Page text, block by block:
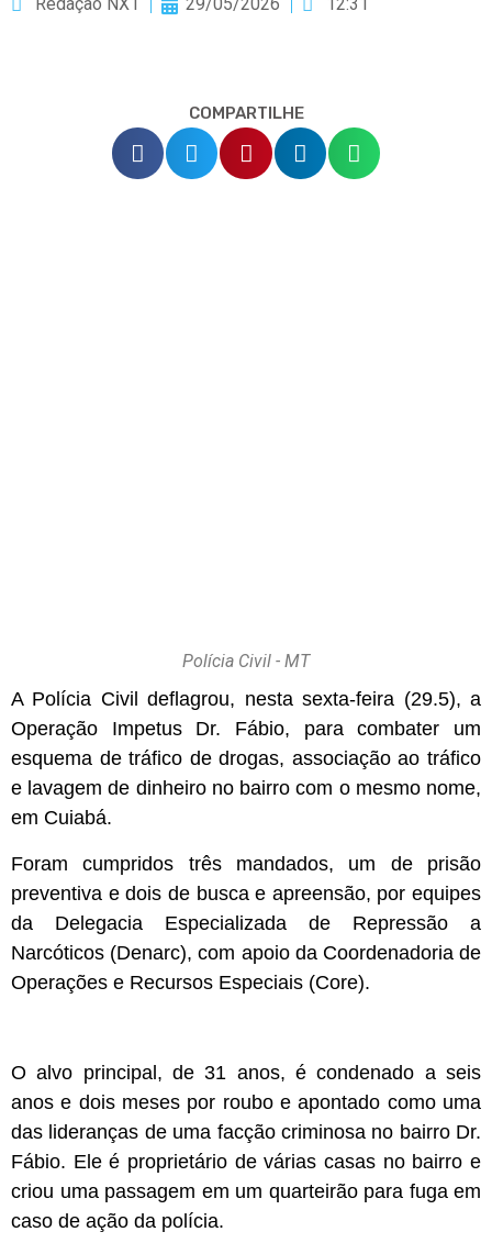
COMPARTILHE
Polícia Civil - MT
A Polícia Civil deflagrou, nesta sexta-feira (29.5), a
Operação Impetus Dr. Fábio, para combater um
esquema de tráfico de drogas, associação ao tráfico
e lavagem de dinheiro no bairro com o mesmo nome,
em Cuiabá.
Foram cumpridos três mandados, um de prisão
preventiva e dois de busca e apreensão, por equipes
da Delegacia Especializada de Repressão a
Narcóticos (Denarc), com apoio da Coordenadoria de
Operações e Recursos Especiais (Core).
O alvo principal, de 31 anos, é condenado a seis
anos e dois meses por roubo e apontado como uma
das lideranças de uma facção criminosa no bairro Dr.
Fábio. Ele é proprietário de várias casas no bairro e
criou uma passagem em um quarteirão para fuga em
caso de ação da polícia.